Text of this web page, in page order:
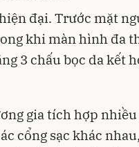
đại. Trước mặt
khi màn hình đa
3 chấu bọc da kết
gia tích hợp
cổng sạc khác